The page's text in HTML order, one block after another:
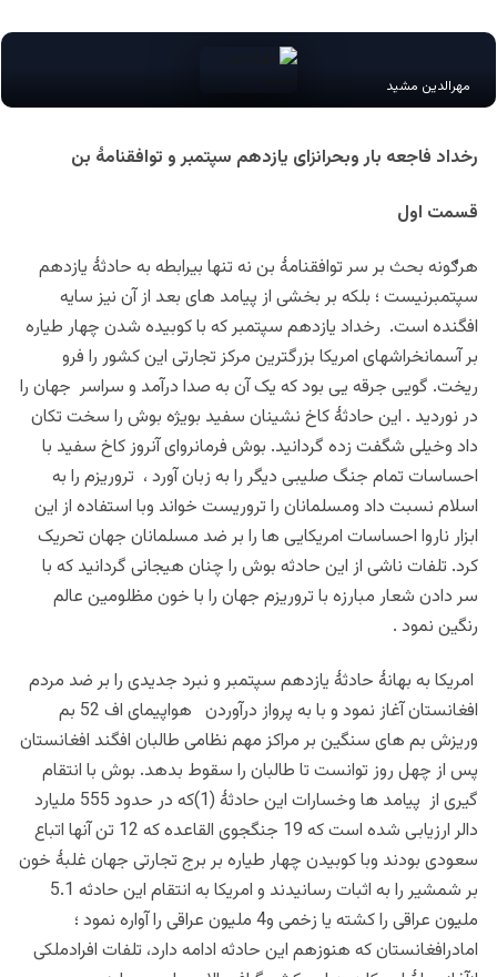
مهرالدین مشید
رخداد فاجعه بار وبحرانزای یازدهم سپتمبر و توافقنامۀ بن
قسمت اول
هرګونه بحث بر سر توافقنامۀ بن نه تنها بیرابطه به حادثۀ یازدهم
سپتمبرنیست ؛ بلکه بر بخشی از پیامد های بعد از آن نیز سایه
افگنده است. رخداد یازدهم سپتمبر که با کوبیده شدن چهار طیاره
بر آسمانخراشهای امریکا بزرگترین مرکز تجارتی این کشور را فرو
ریخت. گویی جرقه یی بود که یک آن به صدا درآمد و سراسر جهان را
در نوردید . این حادثۀ کاخ نشینان سفید بویژه بوش را سخت تکان
داد وخیلی شگفت زده گردانید. بوش فرمانروای آنروز کاخ سفید با
احساسات تمام جنگ صلیبی دیگر را به زبان آورد ، تروریزم را به
اسلام نسبت داد ومسلمانان را تروریست خواند وبا استفاده از این
ابزار ناروا احساسات امریکایی ها را بر ضد مسلمانان جهان تحریک
کرد. تلفات ناشی از این حادثه بوش را چنان هیجانی گردانید که با
سر دادن شعار مبارزه با تروریزم جهان را با خون مظلومین عالم
رنگین نمود .
امریکا به بهانۀ حادثۀ یازدهم سپتمبر و نبرد جدیدی را بر ضد مردم
افغانستان آغاز نمود و با به پرواز درآوردن هواپیمای اف 52 بم
وریزش بم های سنگین بر مراکز مهم نظامی طالبان افگند افغانستان
پس از چهل روز توانست تا طالبان را سقوط بدهد. بوش با انتقام
گیری از پیامد ها وخسارات این حادثۀ (1)که در حدود 555 ملیارد
دالر ارزیابی شده است که 19 جنگجوی القاعده که 12 تن آنها اتباع
سعودی بودند وبا کوبیدن چهار طیاره بر برج تجارتی جهان غلبۀ خون
بر شمشیر را به اثبات رسانیدند و امریکا به انتقام این حادثه 5.1
ملیون عراقی را کشته یا زخمی و4 ملیون عراقی را آواره نمود ؛
امادرافغانستان که هنوزهم این حادثه ادامه دارد، تلفات افرادملکی